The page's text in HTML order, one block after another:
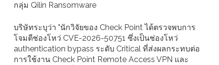
กลุ่ม Qilin Ransomware
บริษัทระบุว่า "นักวิจัยของ Check Point ได้ตรวจพบการ
โจมตีช่องโหว่ CVE-2026-50751 ซึ่งเป็นช่องโหว่
authentication bypass ระดับ Critical ที่ส่งผลกระทบต่อ
การใช้งาน Check Point Remote Access VPN และ